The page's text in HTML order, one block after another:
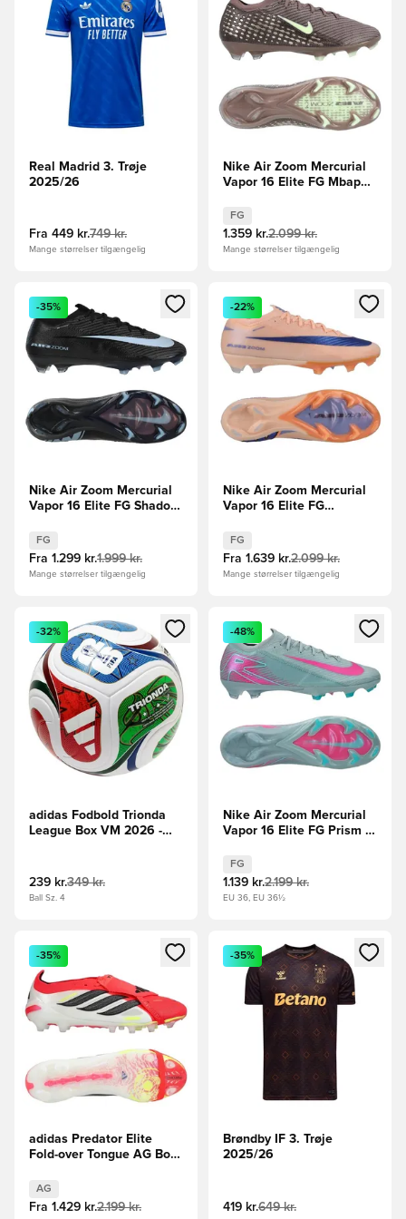
Real Madrid 3. Trøje
2025/26
Fra 449 kr.749 kr.
Mange størrelser tilgængelig
Nike Air Zoom Mercurial
Vapor 16 Elite FG Mbappé
Brun/Sølv
FG
1.359 kr.2.099 kr.
Mange størrelser tilgængelig
Åbner en Modal til at logge ind eller tilmelde dig som
-35%
Nike Air Zoom Mercurial
Vapor 16 Elite FG Shadow
FG
Fra 1.299 kr.1.999 kr.
Mange størrelser tilgængelig
Åbner en Modal til at logge
-22%
Nike Air Zoom Mercurial
Vapor 16 Elite FG
FG
Fra 1.639 kr.2.099 kr.
Mange størrelser tilgængelig
Åbner en Modal til at logge ind eller tilmelde dig som
-32%
adidas Fodbold Trionda
League Box VM 2026 -
239 kr.349 kr.
Ball Sz. 4
Åbner en Modal til at logge
-48%
Nike Air Zoom Mercurial
Vapor 16 Elite FG Prism -
FG
1.139 kr.2.199 kr.
EU 36, EU 36½
Åbner en Modal til at logge ind eller tilmelde dig som
-35%
adidas Predator Elite
Fold-over Tongue AG Born
AG
Fra 1.429 kr.2.199 kr.
Åbner en Modal til at logge
-35%
Brøndby IF 3. Trøje
2025/26
419 kr.649 kr.